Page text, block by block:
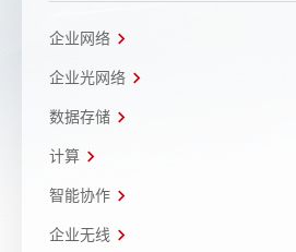
企业网络
企业光网络
数据存储
计算
智能协作
企业无线